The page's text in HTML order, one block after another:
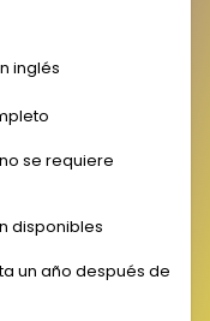
inglés
se requiere
disponibles
un año después de